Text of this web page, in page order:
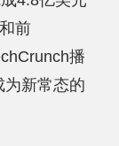
前
播
为新常态的